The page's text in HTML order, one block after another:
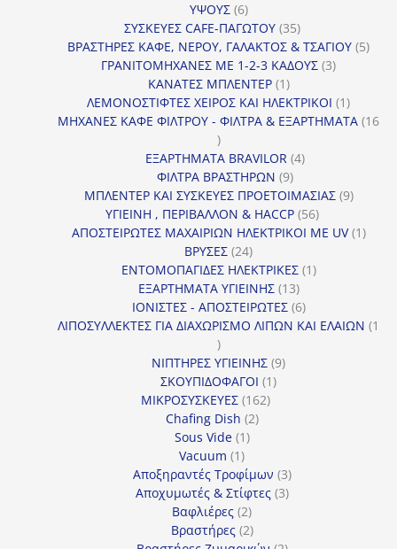
ΥΨΟΥΣ 66
προϊόντα
ΣΥΣΚΕΥΕΣ CAFE-ΠΑΓΩΤΟΥ 3535
προϊόντα
ΒΡΑΣΤΗΡΕΣ ΚΑΦΕ, ΝΕΡΟΥ, ΓΑΛΑΚΤΟΣ & ΤΣΑΓΙΟΥ 55
ΓΡΑΝΙΤΟΜΗΧΑΝΕΣ ΜΕ 1-2-3 ΚΑΔΟΥΣ 33
ΚΑΝΑΤΕΣ ΜΠΛΕΝΤΕΡ 11
προϊόν
ΛΕΜΟΝΟΣΤΙΦΤΕΣ ΧΕΙΡΟΣ ΚΑΙ ΗΛΕΚΤΡΙΚΟΙ 11
προϊόν
ΜΗΧΑΝΕΣ ΚΑΦΕ ΦΙΛΤΡΟΥ - ΦΙΛΤΡΑ & ΕΞΑΡΤΗΜΑΤΑ 16
16
προϊόντα
ΕΞΑΡΤΗΜΑΤΑ BRAVILOR 44
ΦΙΛΤΡΑ ΒΡΑΣΤΗΡΩΝ 99
προϊόντα
ΜΠΛΕΝΤΕΡ ΚΑΙ ΣΥΣΚΕΥΕΣ ΠΡΟΕΤΟΙΜΑΣΙΑΣ 99
ΥΓΙΕΙΝΗ , ΠΕΡΙΒΑΛΛΟΝ & HACCP 5656
προϊόντα
ΑΠΟΣΤΕΙΡΩΤΕΣ ΜΑΧΑΙΡΙΩΝ ΗΛΕΚΤΡΙΚΟΙ ΜΕ UV 11
ΒΡΥΣΕΣ 2424
προϊόντα
ΕΝΤΟΜΟΠΑΓΙΔΕΣ ΗΛΕΚΤΡΙΚΕΣ 11
ΕΞΑΡΤΗΜΑΤΑ ΥΓΙΕΙΝΗΣ 1313
προϊόντα
ΙΟΝΙΣΤΕΣ - ΑΠΟΣΤΕΙΡΩΤΕΣ 66
προϊόντα
ΛΙΠΟΣΥΛΛΕΚΤΕΣ ΓΙΑ ΔΙΑΧΩΡΙΣΜΟ ΛΙΠΩΝ ΚΑΙ ΕΛΑΙΩΝ 1
1
προϊόν
ΝΙΠΤΗΡΕΣ ΥΓΙΕΙΝΗΣ 99
ΣΚΟΥΠΙΔΟΦΑΓΟΙ 11
ΜΙΚΡΟΣΥΣΚΕΥΕΣ 162162
Chafing Dish 22
Sous Vide 11
Vacuum 11
προϊόν
Αποξηραντές Τροφίμων 33
προϊόντα
Αποχυμωτές & Στίφτες 33
Βαφλιέρες 22
προϊόντα
Βραστήρες 22